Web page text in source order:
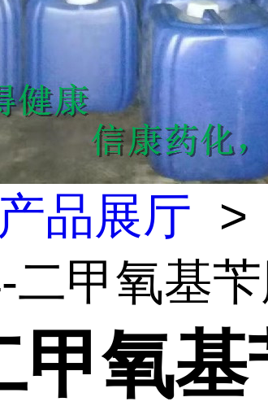
产品展厅 >
二甲氧基
甲氧基